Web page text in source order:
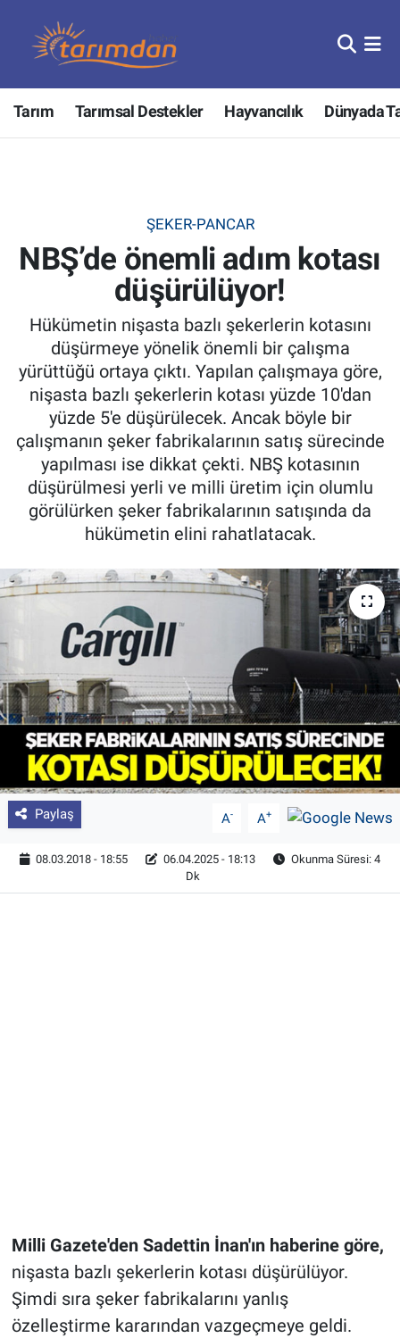
Tarım Tarımsal Destekler Hayvancılık Dünyada
ŞEKER-PANCAR
NBŞ’de önemli adım kotası
düşürülüyor!
Hükümetin nişasta bazlı şekerlerin kotasını
düşürmeye yönelik önemli bir çalışma
yürüttüğü ortaya çıktı. Yapılan çalışmaya göre,
nişasta bazlı şekerlerin kotası yüzde 10'dan
yüzde 5'e düşürülecek. Ancak böyle bir
çalışmanın şeker fabrikalarının satış sürecinde
yapılması ise dikkat çekti. NBŞ kotasının
düşürülmesi yerli ve milli üretim için olumlu
görülürken şeker fabrikalarının satışında da
hükümetin elini rahatlatacak.
Paylaş A- A+
08.03.2018 - 18:55 06.04.2025 - 18:13
Okunma Süresi: 4
Dk
Milli Gazete'den Sadettin İnan'ın haberine göre,
nişasta bazlı şekerlerin kotası düşürülüyor.
Şimdi sıra şeker fabrikalarını yanlış
özelleştirme kararından vazgeçmeye geldi.
Tarım
Hayvancılık
Tarımsal Destekler
Tarım Bakanlığı
TZOB
Tarım Kredi Kooperatifleri
Pankobirlik
Et fiyatları
Tarım Bilgisi
Yetiştirici Soruyor
Dünyada Tarım
Üretici Birlikleri
Şeker ve Şekerli Mamüller
Tahıllar ve Baklagiller
Tohum
Nöbetçi Eczaneler
Hava Durumu
Tüm Manşetler
Son Dakika Haberleri
Haber Arşivi